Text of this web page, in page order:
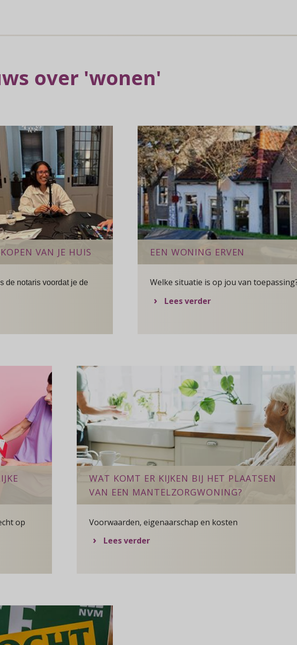
over 'wonen'
EEN WONING ERVEN
Welke situatie is op jou van
Lees verderover Een woning
VAN JE HUIS
de notaris voordat je de
Het (ver)kopen van je huis
op
gezamenlijke woning
WAT KOMT ER KIJKEN BIJ HET PLAATSEN
VAN EEN MANTELZORGWONING?
Voorwaarden, eigenaarschap en kosten
Lees verderover Wat komt er kijken bij het